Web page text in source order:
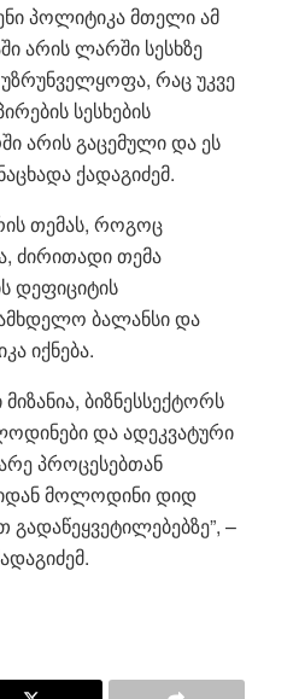
პოლიტიკა მთელი ამ
არის ლარში სესხზე
რაც უკვე
სესხების
არის გაცემული და ეს
ქადაგიძემ.
თემას, როგოც
ძირითადი თემა
დეფიციტის
ბალანსი და
იქნება.
ბიზნესსექტორს
და ადეკვატური
პროცესებთან
მოლოდინი დიდ
გადაწეყვეტილებებზე”, –